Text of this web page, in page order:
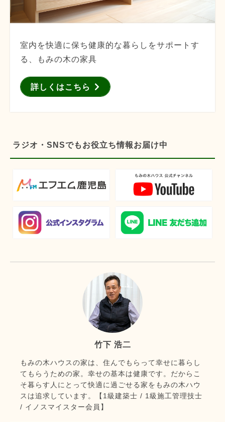
室内を快適に保ち健康的な暮らしをサポートす
る、もみの木の家具
詳しくはこちら
ラジオ・SNSでもお役立ち情報お届け中
竹下 浩二
もみの木ハウスの家は、住んでもらって幸せに暮らし
てもらうための家。幸せの基本は健康です。だからこ
そ暮らす人にとって快適に過ごせる家をもみの木ハウ
スは追求しています。【1級建築士 / 1級施工管理技士
/ イノスマイスター会員】